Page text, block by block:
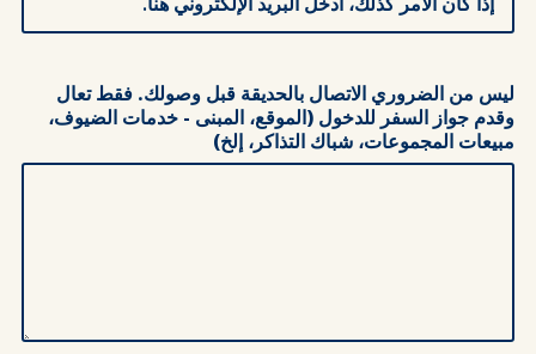
ليس من الضروري الاتصال بالحديقة قبل وصولك. فقط تعال
وقدم جواز السفر للدخول (الموقع، المبنى - خدمات الضيوف،
مبيعات المجموعات، شباك التذاكر، إلخ)